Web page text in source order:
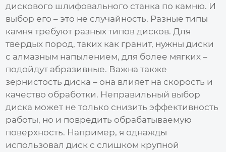
дискового шлифовального станка по камню. И
выбор его – это не случайность. Разные типы
камня требуют разных типов дисков. Для
твердых пород, таких как гранит, нужны диски
с алмазным напылением, для более мягких –
подойдут абразивные. Важна также
зернистость диска – она влияет на скорость и
качество обработки. Неправильный выбор
диска может не только снизить эффективность
работы, но и повредить обрабатываемую
поверхность. Например, я однажды
использовал диск с слишком крупной